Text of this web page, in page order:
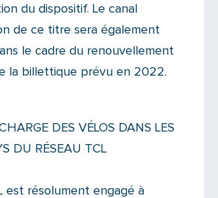
du dispositif. Le canal
de ce titre sera également
le cadre du renouvellement
la billettique prévu en 2022.
DES VÉLOS DANS LES
DU RÉSEAU TCL
est résolument engagé à